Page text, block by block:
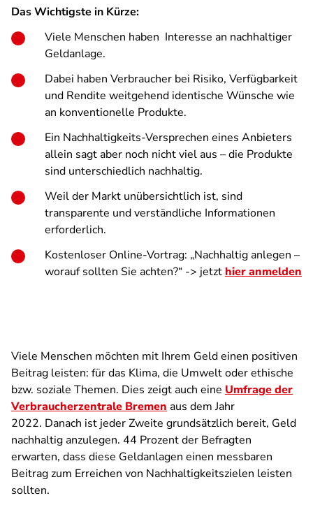
Das Wichtigste in Kürze:
Viele Menschen haben Interesse an nachhaltiger
Geldanlage.
Dabei haben Verbraucher bei Risiko, Verfügbarkeit
und Rendite weitgehend identische Wünsche wie
an konventionelle Produkte.
Ein Nachhaltigkeits-Versprechen eines Anbieters
allein sagt aber noch nicht viel aus – die Produkte
sind unterschiedlich nachhaltig.
Weil der Markt unübersichtlich ist, sind
transparente und verständliche Informationen
erforderlich.
Kostenloser Online-Vortrag: „Nachhaltig anlegen –
worauf sollten Sie achten?“ -> jetzt hier anmelden
Viele Menschen möchten mit Ihrem Geld einen positiven
Beitrag leisten: für das Klima, die Umwelt oder ethische
bzw. soziale Themen. Dies zeigt auch eine Umfrage der
Verbraucherzentrale Bremen aus dem Jahr
2022. Danach ist jeder Zweite grundsätzlich bereit, Geld
nachhaltig anzulegen. 44 Prozent der Befragten
erwarten, dass diese Geldanlagen einen messbaren
Beitrag zum Erreichen von Nachhaltigkeitszielen leisten
sollten.